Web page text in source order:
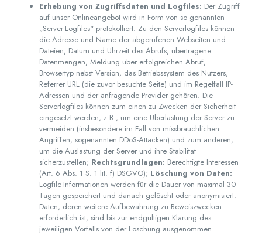
Erhebung von Zugriffsdaten und Logfiles: Der Zugriff
auf unser Onlineangebot wird in Form von so genannten
„Server-Logfiles“ protokolliert. Zu den Serverlogfiles können
die Adresse und Name der abgerufenen Webseiten und
Dateien, Datum und Uhrzeit des Abrufs, übertragene
Datenmengen, Meldung über erfolgreichen Abruf,
Browsertyp nebst Version, das Betriebssystem des Nutzers,
Referrer URL (die zuvor besuchte Seite) und im Regelfall IP-
Adressen und der anfragende Provider gehören. Die
Serverlogfiles können zum einen zu Zwecken der Sicherheit
eingesetzt werden, z.B., um eine Überlastung der Server zu
vermeiden (insbesondere im Fall von missbräuchlichen
Angriffen, sogenannten DDoS-Attacken) und zum anderen,
um die Auslastung der Server und ihre Stabilität
sicherzustellen; Rechtsgrundlagen: Berechtigte Interessen
(Art. 6 Abs. 1 S. 1 lit. f) DSGVO); Löschung von Daten:
Logfile-Informationen werden für die Dauer von maximal 30
Tagen gespeichert und danach gelöscht oder anonymisiert.
Daten, deren weitere Aufbewahrung zu Beweiszwecken
erforderlich ist, sind bis zur endgültigen Klärung des
jeweiligen Vorfalls von der Löschung ausgenommen.